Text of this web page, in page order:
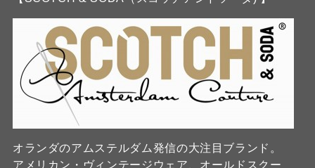
オランダのアムステルダム発信の大注目ブランド。
アメリカン・ヴィンテージウェア、オールドスクー